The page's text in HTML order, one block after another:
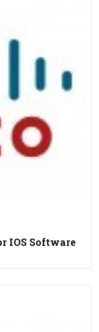
IOS Software